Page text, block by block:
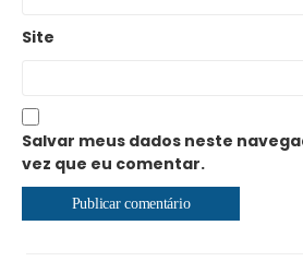
Site
Salvar meus dados neste
vez que eu comentar.